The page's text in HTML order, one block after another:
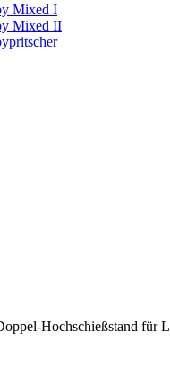
Mixed I
Mixed II
Hochschießstand für